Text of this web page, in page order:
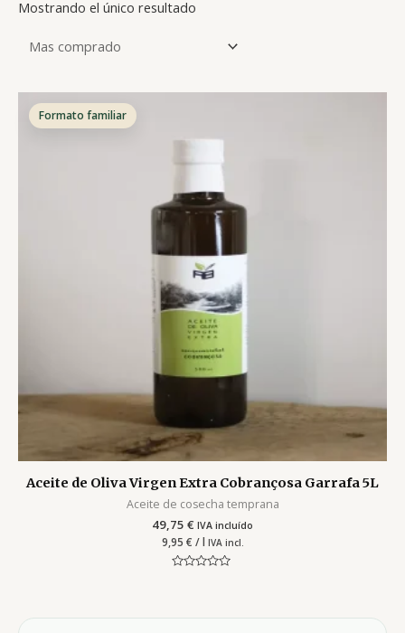
Mostrando el único resultado
Formato familiar
Aceite de Oliva Virgen Extra Cobrançosa Garrafa 5L
Aceite de cosecha temprana
49,75 € IVA incluído
9,95 € / l IVA incl.
5